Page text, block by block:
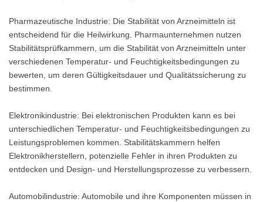
Pharmazeutische Industrie: Die Stabilität von Arzneimitteln ist
entscheidend für die Heilwirkung. Pharmaunternehmen nutzen
Stabilitätsprüfkammern, um die Stabilität von Arzneimitteln unter
verschiedenen Temperatur- und Feuchtigkeitsbedingungen zu
bewerten, um deren Gültigkeitsdauer und Qualitätssicherung zu
bestimmen.
Elektronikindustrie: Bei elektronischen Produkten kann es bei
unterschiedlichen Temperatur- und Feuchtigkeitsbedingungen zu
Leistungsproblemen kommen. Stabilitätskammern helfen
Elektronikherstellern, potenzielle Fehler in ihren Produkten zu
entdecken und Design- und Herstellungsprozesse zu verbessern.
Automobilindustrie: Automobile und ihre Komponenten müssen in